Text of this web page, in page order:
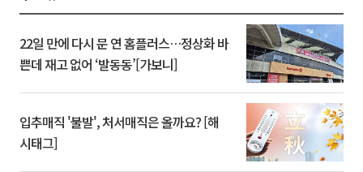
22일 만에 다시 문 연 홈플러스…정상화 바
쁜데 재고 없어 ‘발동동’[가보니]
입추매직 '불발', 처서매직은 올까요? [해
시태그]